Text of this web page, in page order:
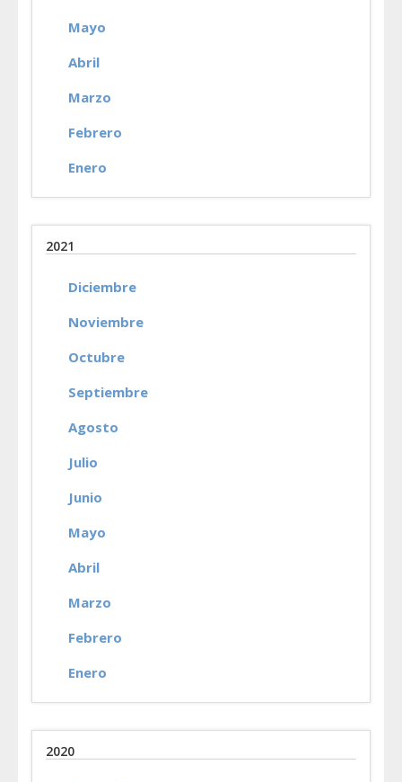
Mayo
Abril
Marzo
Febrero
Enero
2021
Diciembre
Noviembre
Octubre
Septiembre
Agosto
Julio
Junio
Mayo
Abril
Marzo
Febrero
Enero
2020